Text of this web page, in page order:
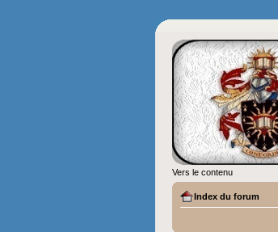
Vers le contenu
Index du forum